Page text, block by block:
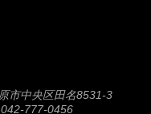
市中央区田名8531-3
777-0456